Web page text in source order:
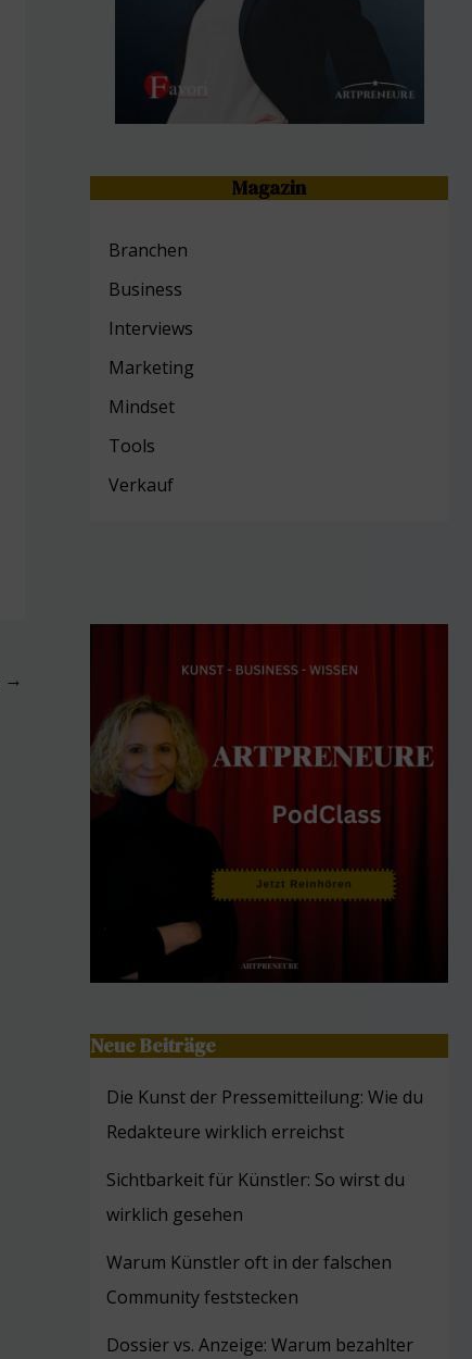
→
Magazin
Branchen
Business
Interviews
Marketing
Mindset
Tools
Verkauf
Neue Beiträge
Die Kunst der Pressemitteilung: Wie du
Redakteure wirklich erreichst
Sichtbarkeit für Künstler: So wirst du
wirklich gesehen
Warum Künstler oft in der falschen
Community feststecken
Dossier vs. Anzeige: Warum bezahlter